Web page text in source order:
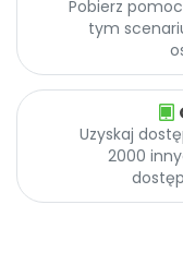
Pomoc
Promocje
Pobierz
tym
Uzyskaj
2000